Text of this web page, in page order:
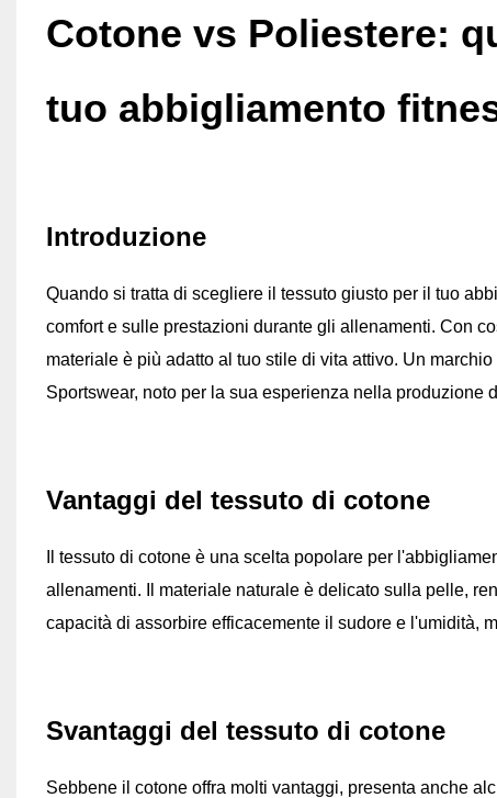
Cotone vs Poliestere:
tuo abbigliamento
Introduzione
Quando si tratta di scegliere il tessuto giusto per il tuo
comfort e sulle prestazioni durante gli allenamenti. Con
materiale è più adatto al tuo stile di vita attivo. Un
Sportswear, noto per la sua esperienza nella
Vantaggi del tessuto di cotone
Il tessuto di cotone è una scelta popolare per
allenamenti. Il materiale naturale è delicato sulla pelle,
capacità di assorbire efficacemente il sudore e l'umidità,
Svantaggi del tessuto di cotone
Sebbene il cotone offra molti vantaggi, presenta anche